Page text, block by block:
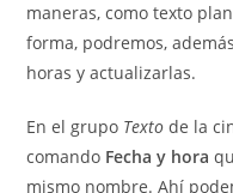
maneras, como texto
forma, podremos,
horas y actualizarlas.
En el grupo Texto de la
comando Fecha y hora
mismo nombre. Ahí